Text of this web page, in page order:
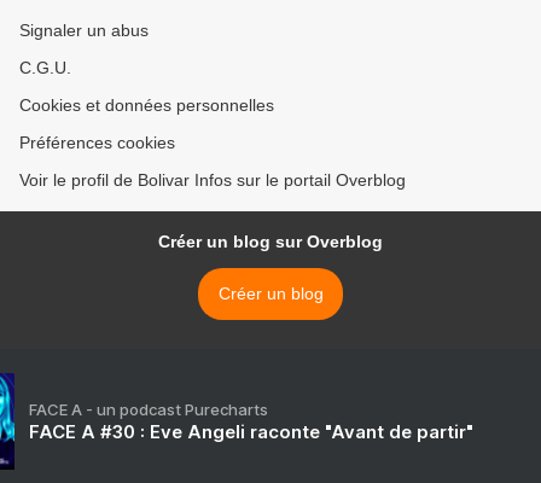
Signaler un abus
C.G.U.
Cookies et données personnelles
Préférences cookies
Voir le profil de Bolivar Infos sur le portail Overblog
Créer un blog sur Overblog
Créer un blog
FACE A - un podcast Purecharts
FACE A #30 : Eve Angeli raconte "Avant de partir"